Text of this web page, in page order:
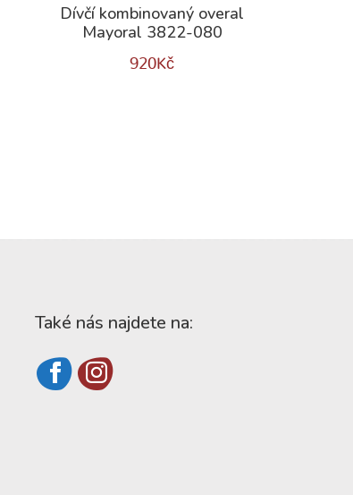
Dívčí kombinovaný overal
Mayoral 3822-080
920Kč
Také nás najdete na: